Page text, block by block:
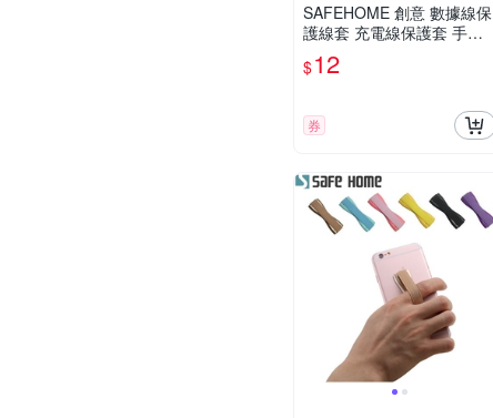
SAFEHOME 創意 數據線保
護線套 充電線保護套 手機
線套 CPA030 (恕不接受指
定顏色出貨)
$12
券